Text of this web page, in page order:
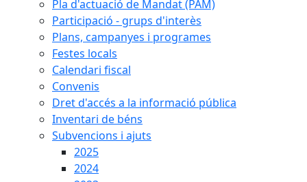
Pla d'actuació de Mandat (PAM)
Participació - grups d'interès
Plans, campanyes i programes
Festes locals
Calendari fiscal
Convenis
Dret d'accés a la informació pública
Inventari de béns
Subvencions i ajuts
2025
2024